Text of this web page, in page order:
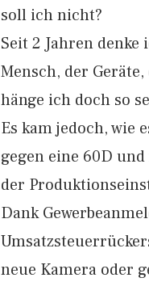
soll ich nicht?
Seit 2 Jahren
Mensch, der
hänge ich doch so
Es kam jedoch, wie
gegen eine 60D
der
Dank
neue Kamera oder